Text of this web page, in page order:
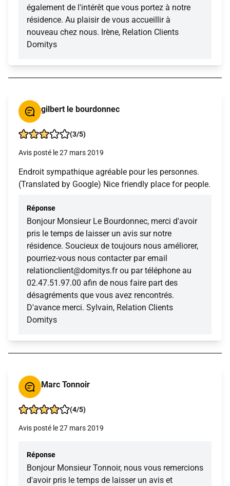
également de l'intérêt que vous portez à notre
résidence. Au plaisir de vous accueillir à
nouveau chez nous. Irène, Relation Clients
Domitys
gilbert le bourdonnec
(3/5)
Avis posté le 27 mars 2019
Endroit sympathique agréable pour les personnes.
(Translated by Google) Nice friendly place for people.
Réponse
Bonjour Monsieur Le Bourdonnec, merci d'avoir
pris le temps de laisser un avis sur notre
résidence. Soucieux de toujours nous améliorer,
pourriez-vous nous contacter par email
relationclient@domitys.fr ou par téléphone au
02.47.51.97.00 afin de nous faire part des
désagréments que vous avez rencontrés.
D'avance merci. Sylvain, Relation Clients
Domitys
Marc Tonnoir
(4/5)
Avis posté le 27 mars 2019
Réponse
Bonjour Monsieur Tonnoir, nous vous remercions
d'avoir pris le temps de laisser un avis et